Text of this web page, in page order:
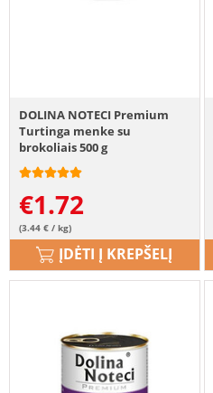
DOLINA NOTECI Premium
Turtinga menke su
brokoliais 500 g
€1.72
(3.44 € / kg)
ĮDĖTI Į KREPŠELĮ